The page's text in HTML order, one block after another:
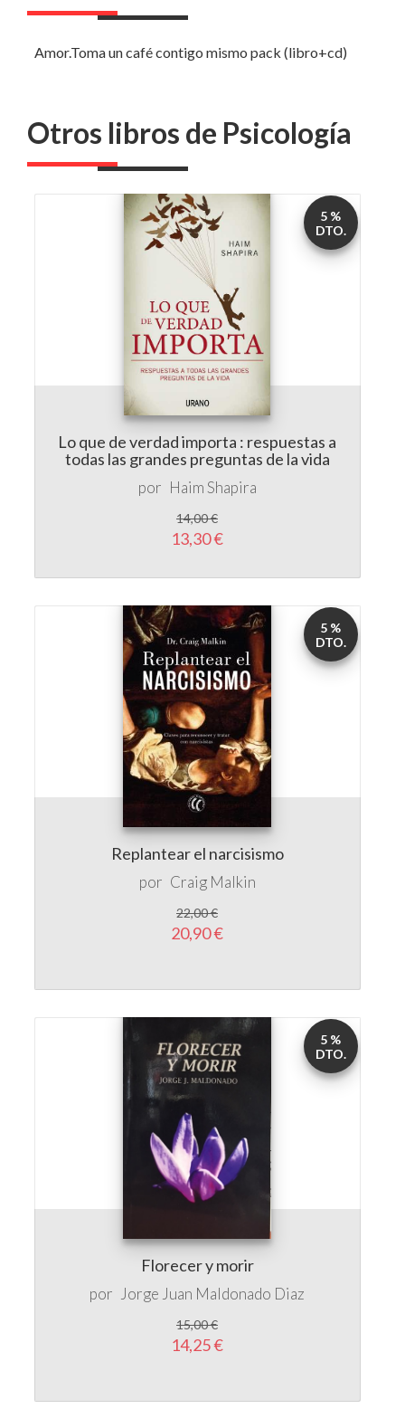
Amor.Toma un café contigo mismo pack (libro+cd)
Otros libros de Psicología
Lo que de verdad importa : respuestas a
todas las grandes preguntas de la vida
por Haim Shapira
14,00 €
13,30 €
5 %
DTO.
Replantear el narcisismo
por Craig Malkin
22,00 €
20,90 €
5 %
DTO.
Florecer y morir
por Jorge Juan Maldonado Diaz
15,00 €
14,25 €
5 %
DTO.